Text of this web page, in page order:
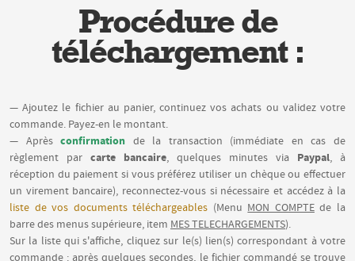
Procédure de
téléchargement :
— Ajoutez le fichier au panier, continuez vos achats ou validez votre
commande. Payez-en le montant.
— Aprèsconfirmation de la transaction (immédiate en cas de
règlement par carte bancaire, quelques minutes via Paypal, à
réception du paiement si vous préférez utiliser un chèque ou effectuer
un virement bancaire), reconnectez-vous si nécessaire et accédez à la
liste de vos documents téléchargeables (Menu MON COMPTEde la
barre des menus supérieure, item MES TELECHARGEMENTS).
Sur la liste qui s'affiche, cliquez sur le(s) lien(s) correspondant à votre
commande : après quelques secondes, le fichier commandé se trouve